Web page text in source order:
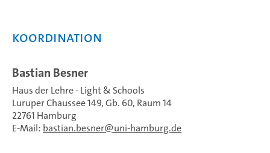
Koordination
Bastian Besner
Haus der Lehre - Light & Schools
Luruper Chaussee 149, Gb. 60, Raum 14
22761 Hamburg
E-Mail: bastian.besner uni-hamburg.de